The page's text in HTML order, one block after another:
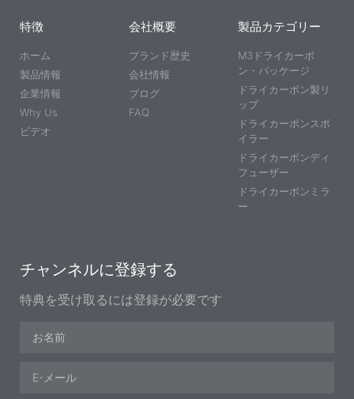
特徴
ホーム
製品情報
企業情報
Why Us
ビデオ
会社概要
ブランド歴史
会社情報
ブログ
FAQ
製品カテゴリー
M3ドライカーボ
ン・パッケージ
ドライカーボン製リ
ップ
ドライカーボンスポ
イラー
ドライカーボンディ
フューザー
ドライカーボンミラ
ー
チャンネルに登録する
特典を受け取るには登録が必要です